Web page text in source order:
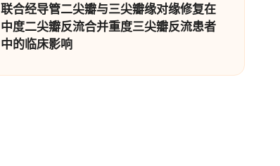
联合经导管二尖瓣与三尖瓣缘对缘修复在
中度二尖瓣反流合并重度三尖瓣反流患者
中的临床影响